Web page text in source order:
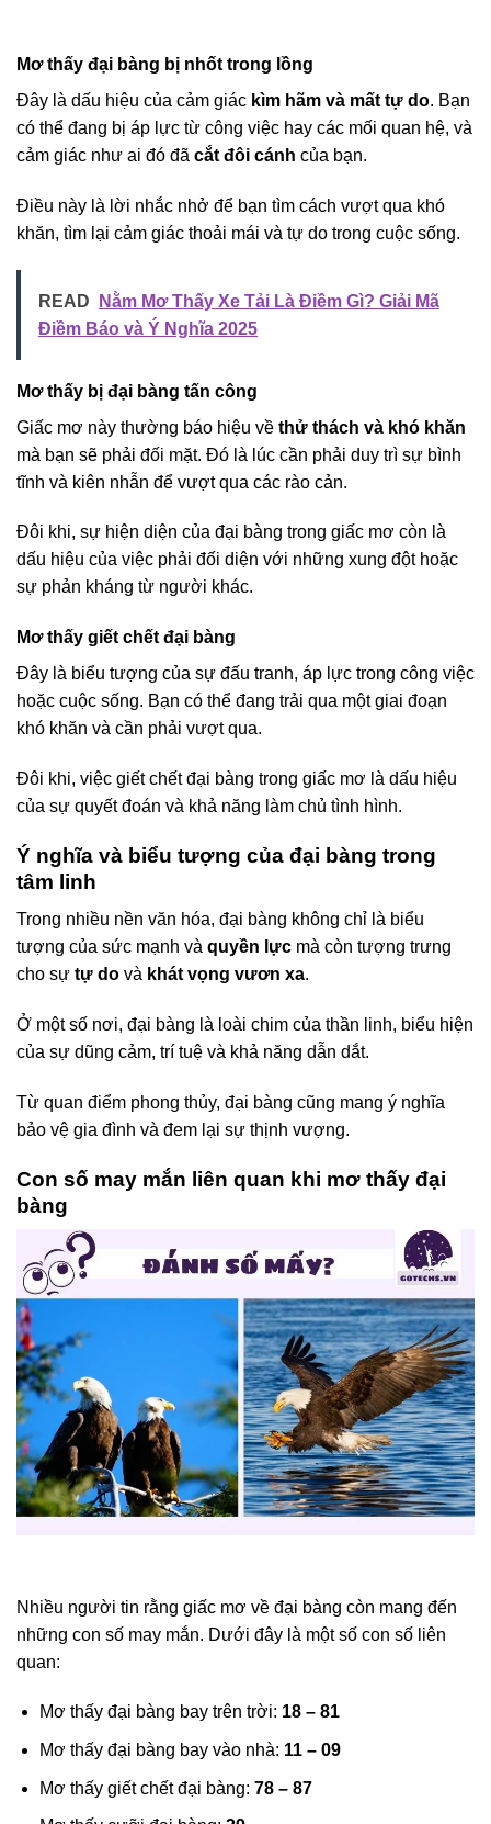
Mơ thấy đại bàng bị nhốt trong lồng
Đây là dấu hiệu của cảm giác kìm hãm và mất tự do. Bạn
có thể đang bị áp lực từ công việc hay các mối quan hệ, và
cảm giác như ai đó đã cắt đôi cánh của bạn.
Điều này là lời nhắc nhở để bạn tìm cách vượt qua khó
khăn, tìm lại cảm giác thoải mái và tự do trong cuộc sống.
READ
Nằm Mơ Thấy Xe Tải Là Điềm Gì? Giải Mã
Điềm Báo và Ý Nghĩa 2025
Mơ thấy bị đại bàng tấn công
Giấc mơ này thường báo hiệu về thử thách và khó khăn
mà bạn sẽ phải đối mặt. Đó là lúc cần phải duy trì sự bình
tĩnh và kiên nhẫn để vượt qua các rào cản.
Đôi khi, sự hiện diện của đại bàng trong giấc mơ còn là
dấu hiệu của việc phải đối diện với những xung đột hoặc
sự phản kháng từ người khác.
Mơ thấy giết chết đại bàng
Đây là biểu tượng của sự đấu tranh, áp lực trong công việc
hoặc cuộc sống. Bạn có thể đang trải qua một giai đoạn
khó khăn và cần phải vượt qua.
Đôi khi, việc giết chết đại bàng trong giấc mơ là dấu hiệu
của sự quyết đoán và khả năng làm chủ tình hình.
Ý nghĩa và biểu tượng của đại bàng trong
tâm linh
Trong nhiều nền văn hóa, đại bàng không chỉ là biểu
tượng của sức mạnh và quyền lực mà còn tượng trưng
cho sự tự do và khát vọng vươn xa.
Ở một số nơi, đại bàng là loài chim của thần linh, biểu hiện
của sự dũng cảm, trí tuệ và khả năng dẫn dắt.
Từ quan điểm phong thủy, đại bàng cũng mang ý nghĩa
bảo vệ gia đình và đem lại sự thịnh vượng.
Con số may mắn liên quan khi mơ thấy đại
bàng
Nhiều người tin rằng giấc mơ về đại bàng còn mang đến
những con số may mắn. Dưới đây là một số con số liên
quan:
Mơ thấy đại bàng bay trên trời: 18 – 81
Mơ thấy đại bàng bay vào nhà: 11 – 09
Mơ thấy giết chết đại bàng: 78 – 87